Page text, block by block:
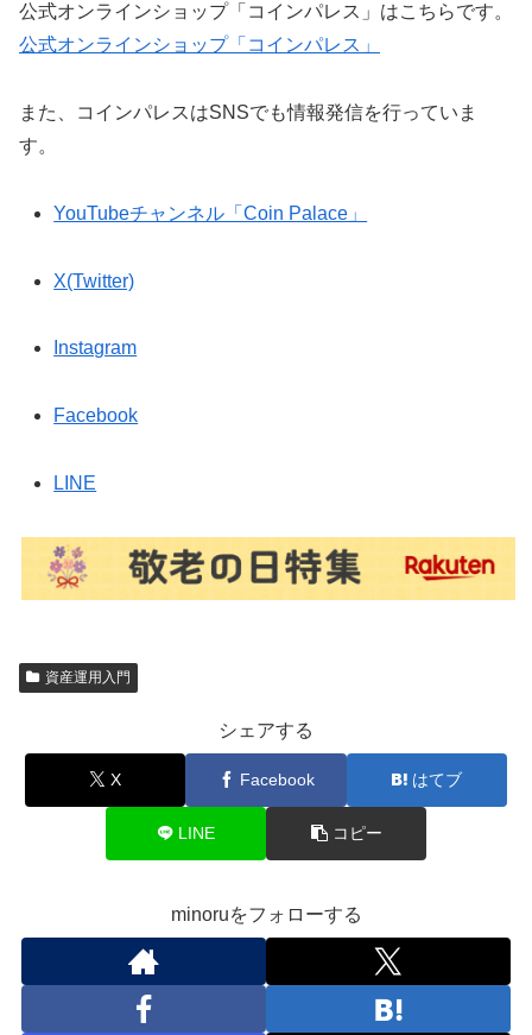
公式オンラインショップ「コインパレス」はこちらです。
公式オンラインショップ「コインパレス」
また、コインパレスはSNSでも情報発信を行っていま
す。
YouTubeチャンネル「Coin Palace」
X(Twitter)
Instagram
Facebook
LINE
資産運用入門
シェアする
X Facebook はてブ
LINE コピー
minoruをフォローする